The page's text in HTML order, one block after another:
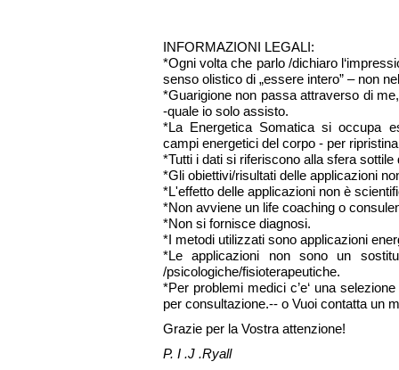
INFORMAZIONI LEGALI:
*Ogni volta che parlo /dichiaro
senso olistico di „essere intero” – non
*Guarigione non passa attraverso di
-quale io solo assisto.
*La Energetica Somatica si occupa
campi energetici del corpo - per
*Tutti i dati si riferiscono alla sfera sottile
*Gli obiettivi/risultati delle applicazioni
*L'effetto delle applicazioni non è
*Non avviene un life coaching o
*Non si fornisce diagnosi.
*I metodi utilizzati sono applicazioni
*Le applicazioni non sono un
/psicologiche/fisioterapeutiche.
*Per problemi medici c’e‘ una
per consultazione.-- o Vuoi contatta un
Grazie per la Vostra attenzione!
P. I .J .Ryall